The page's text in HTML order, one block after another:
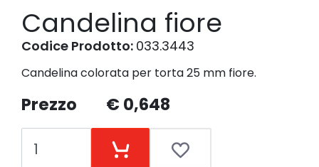
Candelina fiore
Codice Prodotto: 033.3443
Candelina colorata per torta 25 mm fiore.
Prezzo € 0,648